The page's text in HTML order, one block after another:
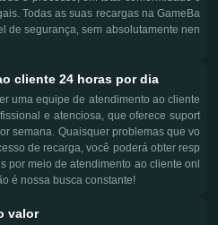
Todas as suas recargas na GameBa
de segurança, sem absolutamente nen
cliente 24 horas por dia
uma equipe de atendimento ao cliente
e atenciosa, que oferece suport
semana. Quaisquer problemas que vo
de recarga, você poderá obter resp
por meio de atendimento ao cliente onl
é nossa busca constante!
valor